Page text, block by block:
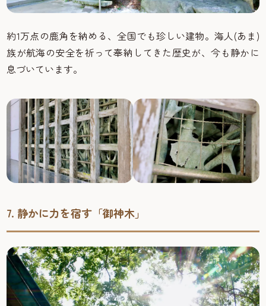
約1万点の鹿角を納める、全国でも珍しい建物。海人(あま)
族が航海の安全を祈って奉納してきた歴史が、今も静かに
息づいています。
7. 静かに力を宿す「御神木」